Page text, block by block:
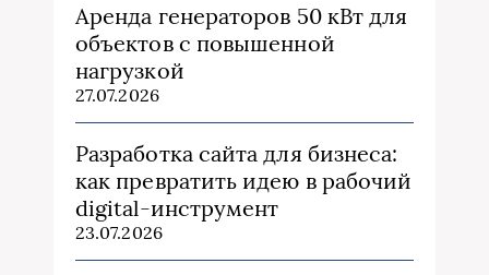
Аренда генераторов 50 кВт для
объектов с повышенной
нагрузкой
27.07.2026
Разработка сайта для бизнеса:
как превратить идею в рабочий
digital-инструмент
23.07.2026